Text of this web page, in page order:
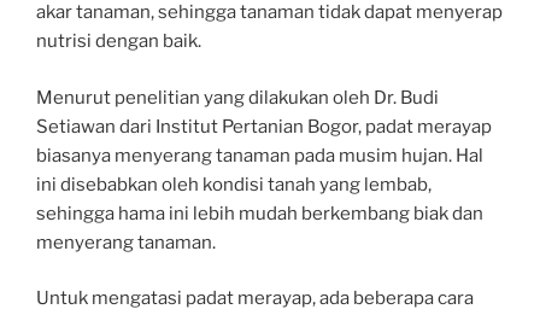
akar tanaman, sehingga tanaman tidak dapat menyerap
nutrisi dengan baik.
Menurut penelitian yang dilakukan oleh Dr. Budi
Setiawan dari Institut Pertanian Bogor, padat merayap
biasanya menyerang tanaman pada musim hujan. Hal
ini disebabkan oleh kondisi tanah yang lembab,
sehingga hama ini lebih mudah berkembang biak dan
menyerang tanaman.
Untuk mengatasi padat merayap, ada beberapa cara